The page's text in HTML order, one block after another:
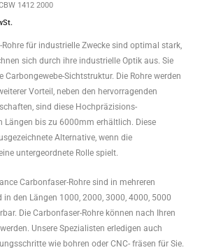
1412 2000
Rohre für industrielle Zwecke sind optimal stark,
sich durch ihre industrielle Optik aus. Sie
Carbongewebe-Sichtstruktur. Die Rohre werden
Vorteil, neben den hervorragenden
sind diese Hochpräzisions-
Längen bis zu 6000mm erhältlich. Diese
Alternative, wenn die
untergeordnete Rolle spielt.
Carbonfaser-Rohre sind in mehreren
in den Längen 1000, 2000, 3000, 4000, 5000
Die Carbonfaser-Rohre können nach Ihren
Unsere Spezialisten erledigen auch
wie bohren oder CNC- fräsen für Sie.